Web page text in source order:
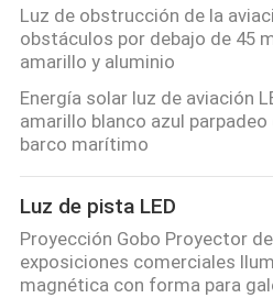
Luz de obstrucción de la
obstáculos por debajo de 45
amarillo y aluminio
Energía solar luz de aviación
amarillo blanco azul
barco marítimo
Luz de pista LED
Proyección Gobo Proyector
exposiciones comerciales
magnética con forma para